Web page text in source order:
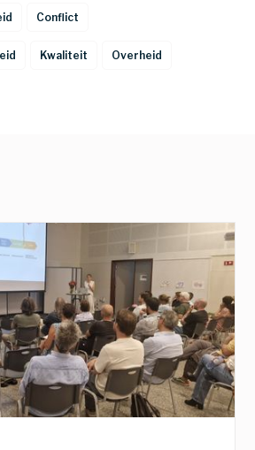
Conflict
Kwaliteit Overheid